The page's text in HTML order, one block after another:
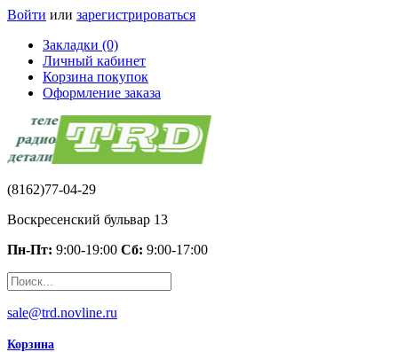
Войти или зарегистрироваться
Закладки (0)
Личный кабинет
Корзина покупок
Оформление заказа
(8162)77-04-29
Воскресенский бульвар 13
Пн-Пт: 9:00-19:00 Сб: 9:00-17:00
sale@trd.novline.ru
Корзина